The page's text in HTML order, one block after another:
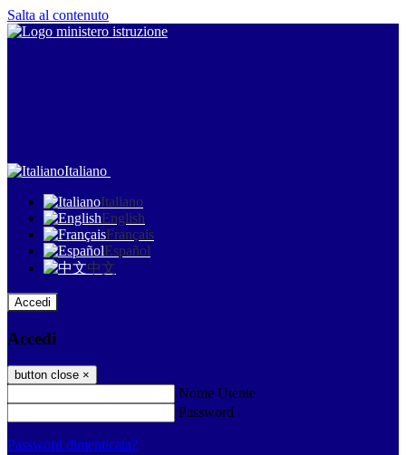
Salta al contenuto
Italiano
Italiano
English
Français
Español
中文
Accedi
Accedi
button close ×
Nome Utente
Password
Password dimenticata?